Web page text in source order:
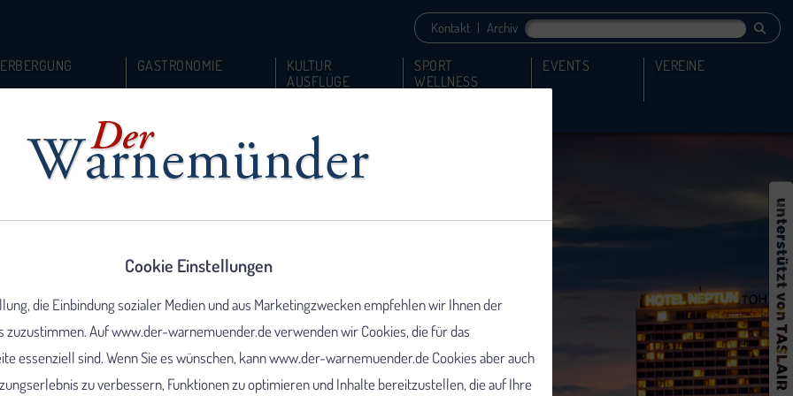
Kontakt | Archiv
GASTRONOMIE
KULTUR
AUSFLÜGE
SPORT
WELLNESS
EVENTS VEREINE
Cookie Einstellungen
die Einbindung sozialer Medien und aus Marketingzwecken empfehlen wir Ihnen der
zuzustimmen. Auf www.der-warnemuender.de verwenden wir Cookies, die für das
essenziell sind. Wenn Sie es wünschen, kann www.der-warnemuender.de Cookies aber auch
zu verbessern, Funktionen zu optimieren und Inhalte bereitzustellen, die auf Ihre